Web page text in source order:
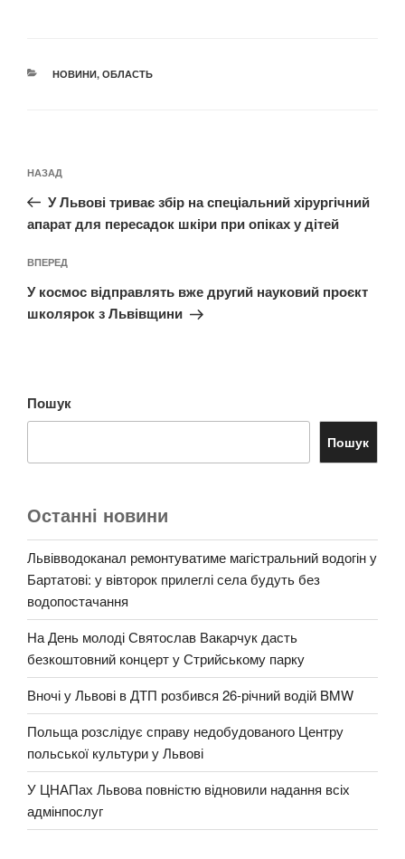
КАТЕГОРІЇ
НОВИНИ, ОБЛАСТЬ
записів
Попередній
запис:
НАЗАД
У Львові триває збір на спеціальний хірургічний
апарат для пересадок шкіри при опіках у дітей
Наступний
запис
ВПЕРЕД
У космос відправлять вже другий науковий проєкт
школярок з Львівщини
Пошук
Пошук
Останні новини
Львівводоканал ремонтуватиме магістральний водогін у
Бартатові: у вівторок прилеглі села будуть без
водопостачання
На День молоді Святослав Вакарчук дасть
безкоштовний концерт у Стрийському парку
Вночі у Львові в ДТП розбився 26-річний водій BMW
Польща розслідує справу недобудованого Центру
польської культури у Львові
У ЦНАПах Львова повністю відновили надання всіх
адмінпослуг